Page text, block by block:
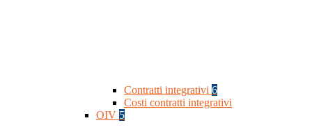
Contratti integrativi 6
Costi contratti integrativi
OIV 5